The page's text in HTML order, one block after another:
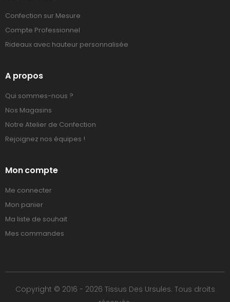
Confection sur Mesure
Compte Professionnel
Rideaux avec hauteur personnalisée
A propos
Qui sommes-nous ?
Nos Magasins
Notre Atelier de Confection
Rejoignez nos équipes !
Mon compte
Me connecter
Mon panier
Ma liste de souhait
Mes commandes
Copyright © 2016 - 2026 Tissus Des Ursules. Tous droits